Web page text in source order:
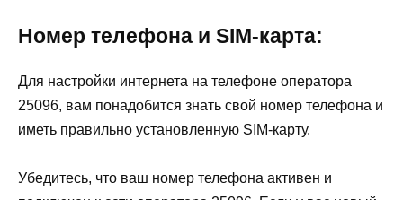
Номер телефона и SIM-карта:
Для настройки интернета на телефоне оператора
25096, вам понадобится знать свой номер телефона и
иметь правильно установленную SIM-карту.
Убедитесь, что ваш номер телефона активен и